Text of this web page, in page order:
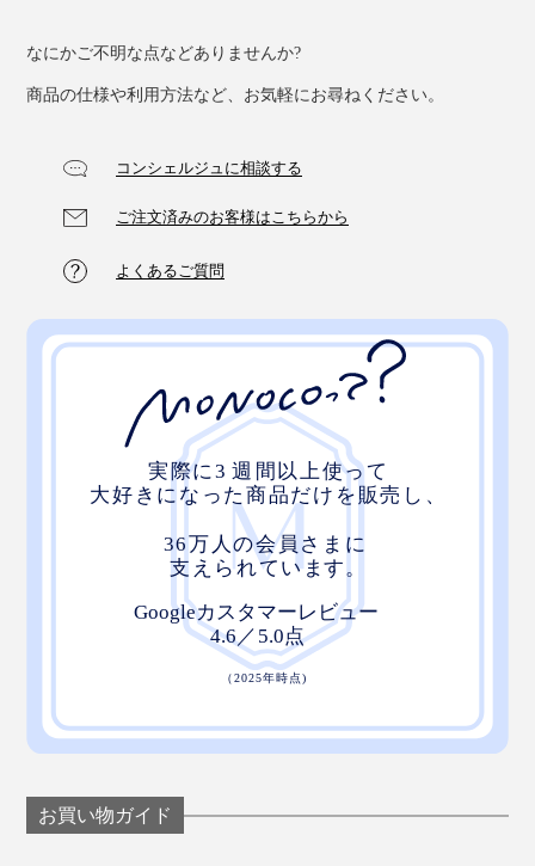
なにかご不明な点などありませんか?
商品の仕様や利用方法など、お気軽にお尋ねください。
コンシェルジュに相談する
ご注文済みのお客様はこちらから
よくあるご質問
お買い物ガイド